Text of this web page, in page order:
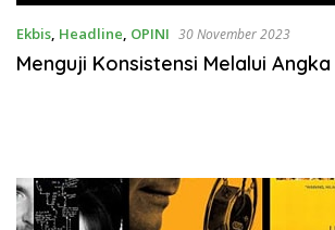
Ekbis, Headline, OPINI 30 November 2023
Menguji Konsistensi Melalui